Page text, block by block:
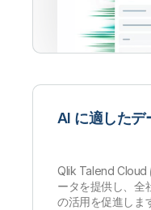
AI に適したデ
Qlik Talend Cloud
ータを提供し、全
の活用を促進しま